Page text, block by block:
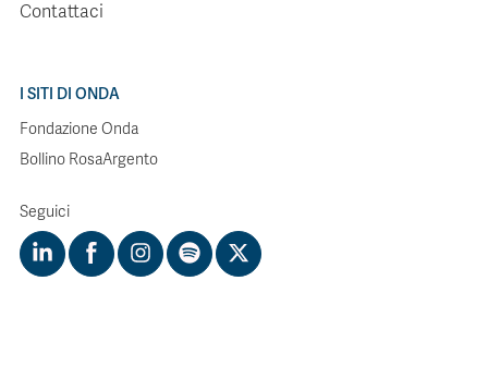
Contattaci
I SITI DI ONDA
Fondazione Onda
Bollino RosaArgento
Seguici